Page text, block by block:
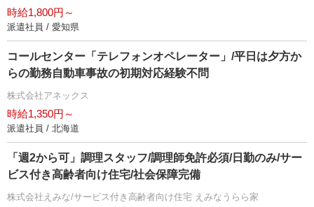
時給1,800円～
派遣社員 / 愛知県
コールセンター「テレフォンオペレーター」/平日は夕方か
らの勤務自動車事故の初期対応経験不問
株式会社アネックス
時給1,350円～
派遣社員 / 北海道
「週2から可」調理スタッフ/調理師免許必須/日勤のみ/サー
ビス付き高齢者向け住宅/社会保障完備
株式会社えみな/サービス付き高齢者向け住宅 えみなうらら家